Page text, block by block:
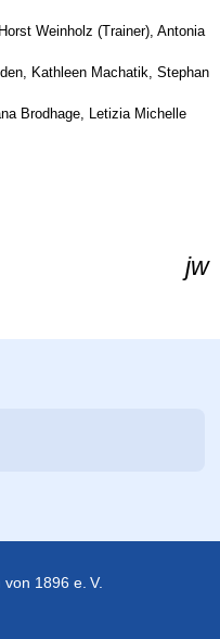
Weinholz (Trainer), Antonia
Kathleen Machatik, Stephan
Brodhage, Letizia Michelle
jw
1896 e. V.